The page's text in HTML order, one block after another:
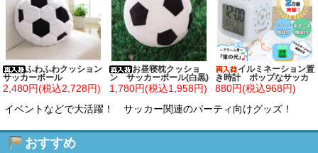
ふわふわクッション
サッカーボール
2,480円(税込2,728円)
お昼寝枕クッショ
ン サッカーボール(白黒)
1,780円(税込1,958円)
イルミネーション置
き時計 ポップなサッカ
ー柄 (スヌーズ機能付き)
880円(税込968円)
イベントなどで大活躍！ サッカー関連のパーティ向けグッズ！
おすすめ